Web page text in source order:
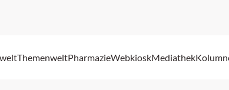
ThemenweltPharmazieWebkioskMediathek